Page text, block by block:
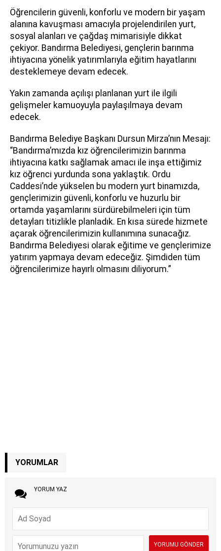
Öğrencilerin güvenli, konforlu ve modern bir yaşam
alanına kavuşması amacıyla projelendirilen yurt,
sosyal alanları ve çağdaş mimarisiyle dikkat
çekiyor. Bandırma Belediyesi, gençlerin barınma
ihtiyacına yönelik yatırımlarıyla eğitim hayatlarını
desteklemeye devam edecek.
Yakın zamanda açılışı planlanan yurt ile ilgili
gelişmeler kamuoyuyla paylaşılmaya devam
edecek.
Bandırma Belediye Başkanı Dursun Mirza’nın Mesajı:
“Bandırma’mızda kız öğrencilerimizin barınma
ihtiyacına katkı sağlamak amacı ile inşa ettiğimiz
kız öğrenci yurdunda sona yaklaştık. Ordu
Caddesi’nde yükselen bu modern yurt binamızda,
gençlerimizin güvenli, konforlu ve huzurlu bir
ortamda yaşamlarını sürdürebilmeleri için tüm
detayları titizlikle planladık. En kısa sürede hizmete
açarak öğrencilerimizin kullanımına sunacağız.
Bandırma Belediyesi olarak eğitime ve gençlerimize
yatırım yapmaya devam edeceğiz. Şimdiden tüm
öğrencilerimize hayırlı olmasını diliyorum.”
YORUMLAR
YORUM YAZ